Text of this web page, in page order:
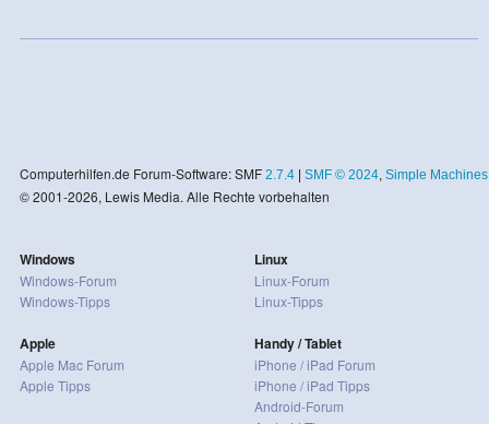
Computerhilfen.de Forum-Software: SMF 2.7.4| SMF © 2024, Simple Machines
© 2001-2026, Lewis Media. Alle Rechte vorbehalten
Windows
Windows-Forum
Windows-Tipps
Apple
Apple Mac Forum
Apple Tipps
Linux
Linux-Forum
Linux-Tipps
Handy / Tablet
iPhone / iPad Forum
iPhone / iPad Tipps
Android-Forum